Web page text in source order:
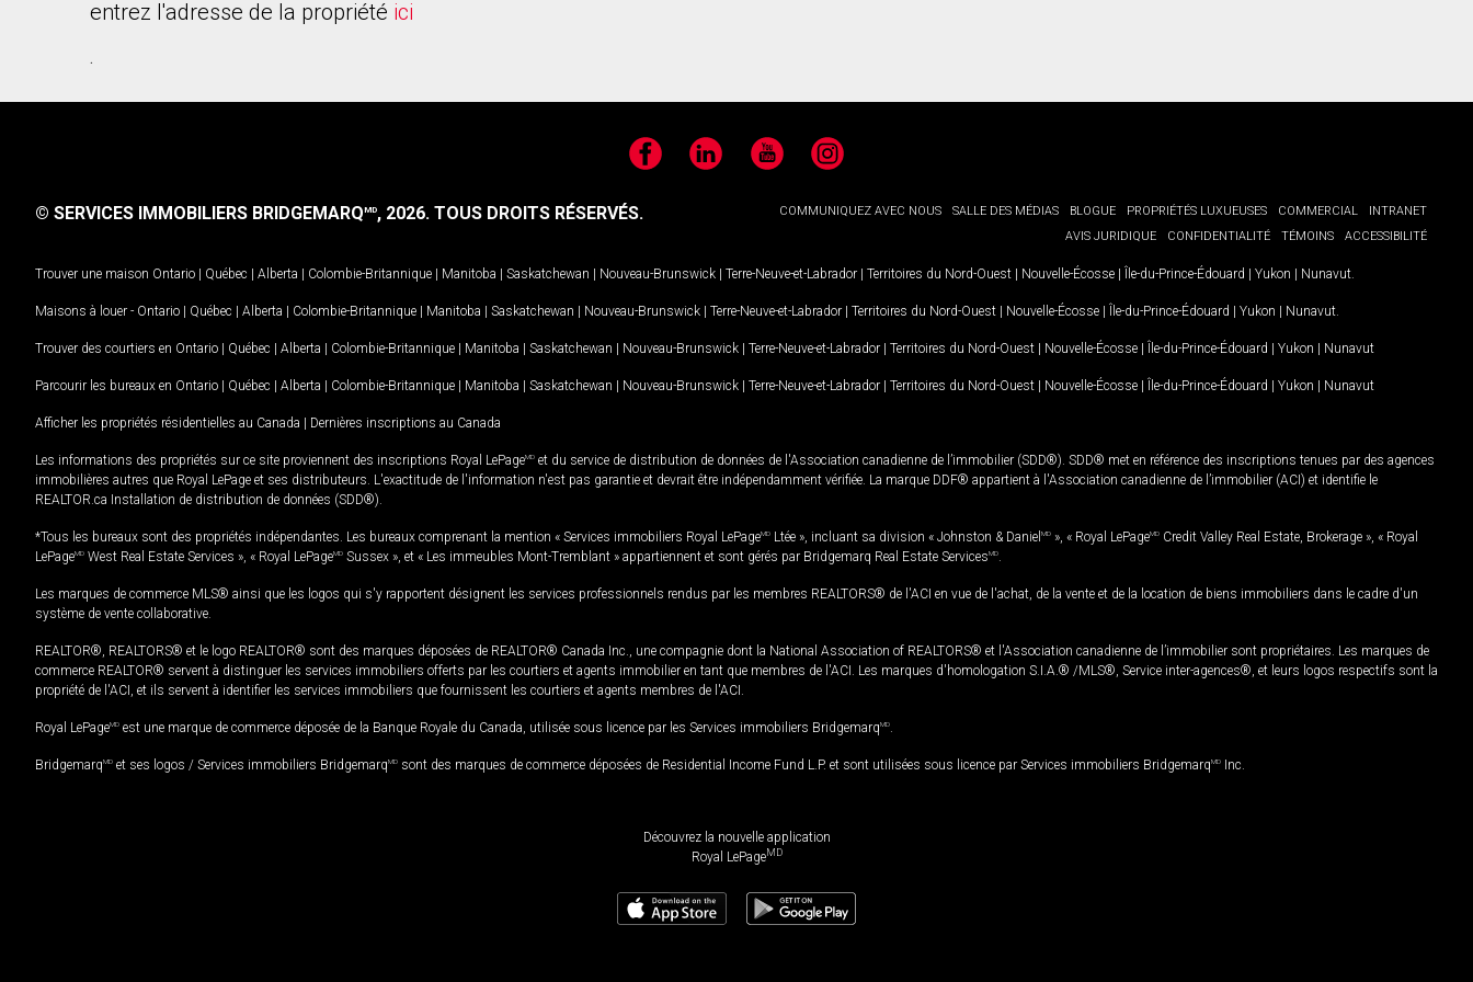
entrez l'adresse de la propriété ici
.
FacebookLinkedIn YouTubeInstagram
COMMUNIQUEZ AVEC NOUS SALLE DES MÉDIAS BLOGUE PROPRIÉTÉS LUXUEUSES COMMERCIAL
INTRANET
AVIS JURIDIQUE
CONFIDENTIALITÉ TÉMOINS ACCESSIBILITÉ
© SERVICES IMMOBILIERS BRIDGEMARQMD, 2026. TOUS DROITS RÉSERVÉS.
Trouver une maison Ontario | Québec | Alberta | Colombie-Britannique | Manitoba | Saskatchewan | Nouveau-Brunswick | Terre-Neuve-et-Labrador | Territoires du Nord-Ouest | Nouvelle-Écosse | Île-du-Prince-Édouard | Yukon | Nunavut
Maisons à louer - Ontario | Québec | Alberta | Colombie-Britannique | Manitoba | Saskatchewan | Nouveau-Brunswick | Terre-Neuve-et-Labrador | Territoires du Nord-Ouest | Nouvelle-Écosse | Île-du-Prince-Édouard | Yukon | Nunavut
Trouver des courtiers en Ontario | Québec | Alberta | Colombie-Britannique | Manitoba | Saskatchewan | Nouveau-Brunswick | Terre-Neuve-et-Labrador | Territoires du Nord-Ouest | Nouvelle-Écosse | Île-du-Prince-Édouard | Yukon | Nunavut
Parcourir les bureaux en Ontario | Québec | Alberta | Colombie-Britannique | Manitoba | Saskatchewan | Nouveau-Brunswick | Terre-Neuve-et-Labrador | Territoires du Nord-Ouest | Nouvelle-Écosse | Île-du-Prince-Édouard | Yukon | Nunavut
Afficher les propriétés résidentielles au Canada | Dernières inscriptions au Canada
Les informations des propriétés sur ce site proviennent des inscriptions Royal LePageMD et du service de distribution de données de l'Association canadienne de l’immobilier (SDD®). SDD® met en référence des inscriptions tenues par des agences
immobilières autres que Royal LePage et ses distributeurs. L'exactitude de l'information n'est pas garantie et devrait être indépendamment vérifiée. La marque DDF® appartient à l'Association canadienne de l’immobilier (ACI) et identifie le
REALTOR.ca Installation de distribution de données (SDD®).
*Tous les bureaux sont des propriétés indépendantes. Les bureaux comprenant la mention « Services immobiliers Royal LePageMD Ltée », incluant sa division « Johnston & Daniel MD », « Royal LePageMD Credit Valley Real Estate, Brokerage », « Royal
LePageMD West Real Estate Services », « Royal LePageMD Sussex », et « Les immeubles Mont-Tremblant » appartiennent et sont gérés par Bridgemarq Real Estate ServicesMD
Les marques de commerce MLS® ainsi que les logos qui s'y rapportent désignent les services professionnels rendus par les membres REALTORS® de l'ACI en vue de l'achat, de la vente et de la location de biens immobiliers dans le cadre d'un
système de vente collaborative.
REALTOR®, REALTORS® et le logo REALTOR® sont des marques déposées de REALTOR® Canada Inc., une compagnie dont la National Association of REALTORS® et l'Association canadienne de l’immobilier sont propriétaires. Les marques de
commerce REALTOR® servent à distinguer les services immobiliers offerts par les courtiers et agents immobilier en tant que membres de l'ACI. Les marques d'homologation S.I.A.® /MLS®, Service inter-agences®, et leurs logos respectifs sont la
propriété de l'ACI, et ils servent à identifier les services immobiliers que fournissent les courtiers et agents membres de l'ACI.
Royal LePageMD est une marque de commerce déposée de la Banque Royale du Canada, utilisée sous licence par les Services immobiliers BridgemarqMD
BridgemarqMD et ses logos / Services immobiliers BridgemarqMD sont des marques de commerce déposées de Residential Income Fund L.P. et sont utilisées sous licence par Services immobiliers BridgemarqMD Inc.
Découvrez la nouvelle application
Royal LePageMD